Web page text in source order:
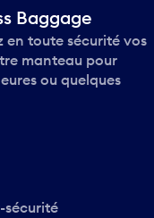
Baggage
en toute sécurité vos
manteau pour
ou quelques
sécurité